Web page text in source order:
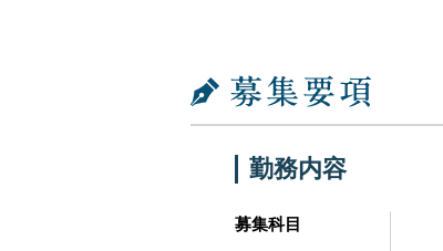
勤務内容
募集科目